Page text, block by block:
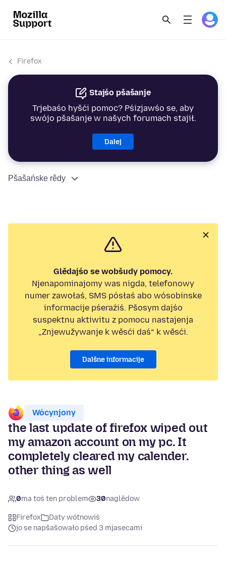
Firefox
Stajśo pšašanje
Trjebaśo hyšći pomoc? Pśizjawśo se, aby
swójo pšašanje w našych forumach stajił.
Dalej
Pšašańske rědy
Glědajśo se wobšudy pomocy.
Njenapominajomy was nigda, telefonowy
numer zawołaś, SMS pósłaś abo wósobinske
informacije pśeraźiś. Pšosym dajśo
suspektnu aktiwitu z pomocu nastajenja
„Znjewužywanje k wěsći daś“ k wěsći.
Dalšne informacije
Wócynjony
the last update of firefox wiped out
my amazon account on my pc. It
completely cleared my calender.
other thing as well
0ma toś ten problem 30naglědow
Firefox
Daty wótnowiś
jo se napšašowało pśed 3 mjasecami